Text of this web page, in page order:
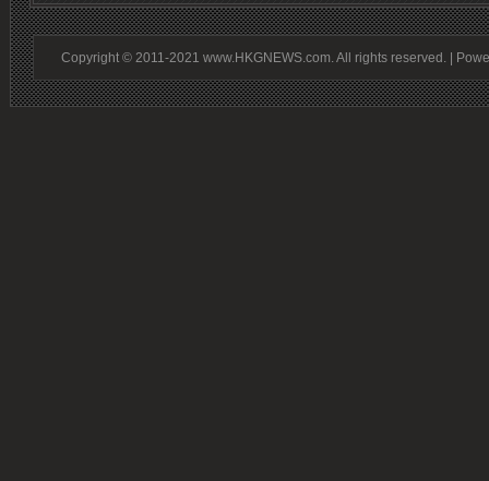
Copyright © 2011-2021 www.HKGNEWS.com. All rights reserved. |